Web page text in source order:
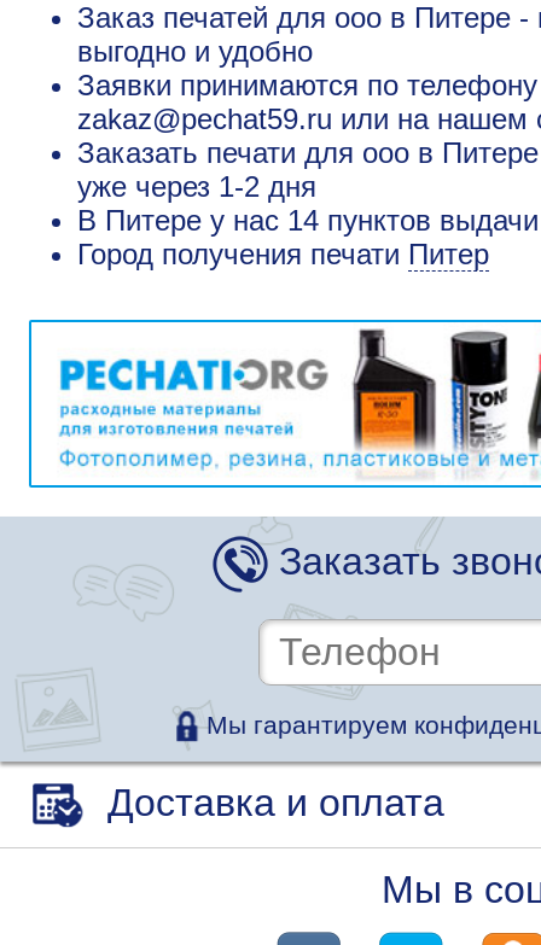
Заказ печатей для ооо в Питере
выгодно и удобно
Заявки принимаются по
zakaz@pechat59.ru или на нашем
Заказать печати для ооо в
уже через 1-2 дня
В Питере у нас 14 пунктов
Город получения печати Питер
Заказать
Мы гарантируем
Доставка и оплата
Мы в